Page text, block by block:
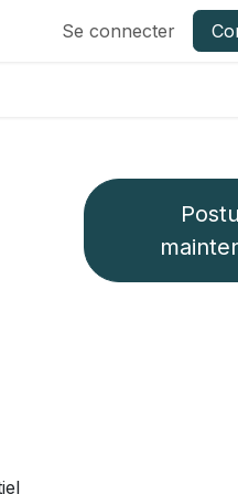
Se connecter